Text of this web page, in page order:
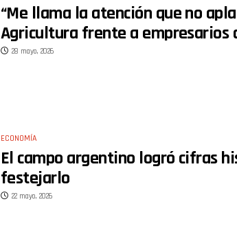
“Me llama la atención que no
Agricultura frente a empresarios
28 mayo, 2026
ECONOMÍA
El campo argentino logró cifras
festejarlo
22 mayo, 2026